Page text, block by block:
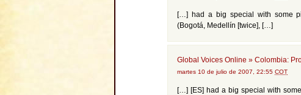
[…] had a big special with some
(Bogotá, Medellín [twice], […]
Global Voices Online » Colombia:
martes 10 de julio de 2007, 22:55 COT
[…] [ES] had a big special with